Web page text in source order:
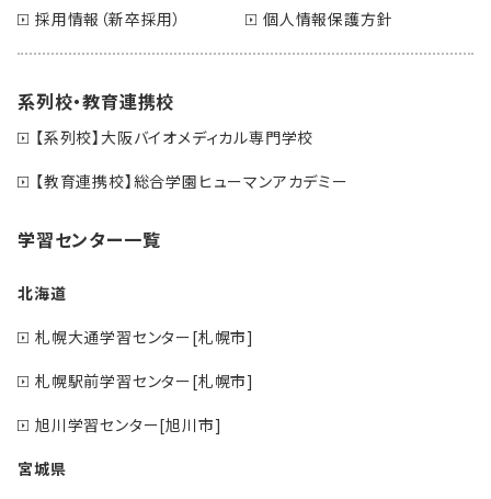
採用情報（新卒採用） 個人情報保護方針
系列校・教育連携校
【系列校】大阪バイオメディカル専門学校
【教育連携校】総合学園ヒューマンアカデミー
学習センター一覧
北海道
札幌大通学習センター[札幌市]
札幌駅前学習センター[札幌市]
旭川学習センター[旭川市]
宮城県